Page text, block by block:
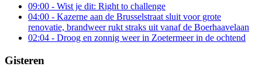
09:00 - Wist je dit: Right to challenge
04:00 - Kazerne aan de Brusselstraat sluit voor grote
renovatie, brandweer rukt straks uit vanaf de Boerhaavelaan
02:04 - Droog en zonnig weer in Zoetermeer in de ochtend
Gisteren